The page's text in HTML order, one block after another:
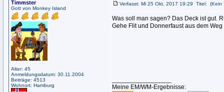
Timmster
Gott von Monkey Island
Alter: 45
Anmeldungsdatum: 30.11.2004
Beiträge: 4513
Wohnort: Hamburg
Verfasst: Mi 25 Okt, 2017 19:29 Titel: (Kein
Was soll man sagen? Das Deck ist gut.
Gehe Flit und Donnerfaust aus dem
Meine EM/WM-Ergebnisse: